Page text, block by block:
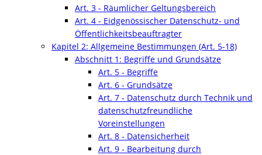
Art. 3 - Räumlicher Geltungsbereich
Art. 4 - Eidgenössischer Datenschutz- und
Öffentlichkeitsbeauftragter
Kapitel 2: Allgemeine Bestimmungen (Art. 5-18)
Abschnitt 1: Begriffe und Grundsätze
Art. 5 - Begriffe
Art. 6 - Grundsätze
Art. 7 - Datenschutz durch Technik und
datenschutzfreundliche
Voreinstellungen
Art. 8 - Datensicherheit
Art. 9 - Bearbeitung durch